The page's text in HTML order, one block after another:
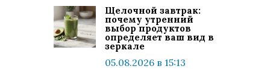
Щелочной завтрак:
почему утренний
выбор продуктов
определяет ваш вид в
зеркале
05.08.2026 в 15:13